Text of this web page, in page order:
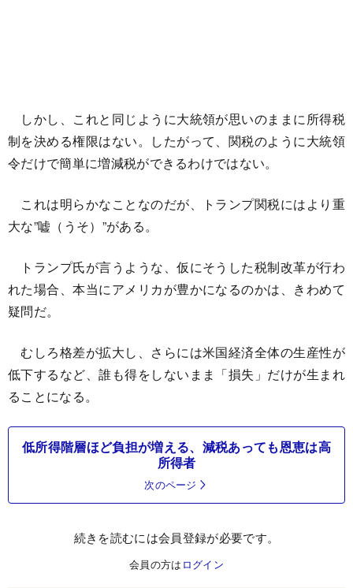
しかし、これと同じように大統領が思いのままに所得税
制を決める権限はない。したがって、関税のように大統領
令だけで簡単に増減税ができるわけではない。
これは明らかなことなのだが、トランプ関税にはより重
大な”嘘（うそ）”がある。
トランプ氏が言うような、仮にそうした税制改革が行わ
れた場合、本当にアメリカが豊かになるのかは、きわめて
疑問だ。
むしろ格差が拡大し、さらには米国経済全体の生産性が
低下するなど、誰も得をしないまま「損失」だけが生まれ
ることになる。
低所得階層ほど負担が増える、減税あっても恩恵は高
所得者
次のページ
続きを読むには会員登録が必要です。
会員の方は ログイン